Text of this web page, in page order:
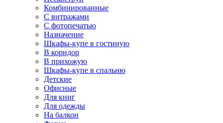
Комбинированные
С витражами
С фотопечатью
Назначение
Шкафы-купе в гостиную
В коридор
В прихожую
Шкафы-купе в спальню
Детские
Офисные
Для книг
Для одежды
На балкон